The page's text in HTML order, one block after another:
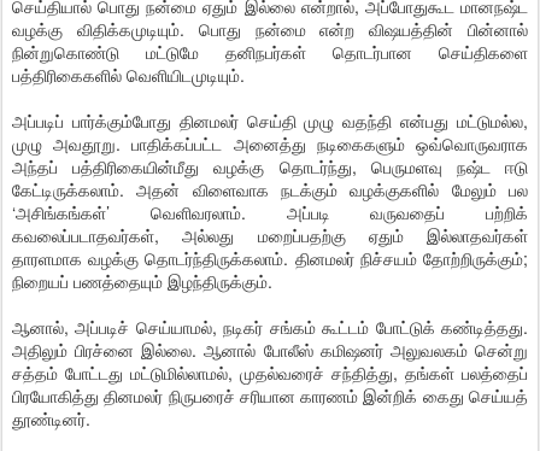
செய்தியால் பொது நன்மை ஏதும் இல்லை என்றால், அப்போதுகூட மானநஷ்ட
வழக்கு விதிக்கமுடியும். பொது நன்மை என்ற விஷயத்தின் பின்னால்
நின்றுகொண்டு மட்டுமே தனிநபர்கள் தொடர்பான செய்திகளை
பத்திரிகைகளில் வெளியிடமுடியும்.
அப்படிப் பார்க்கும்போது தினமலர் செய்தி முழு வதந்தி என்பது மட்டுமல்ல,
முழு அவதூறு. பாதிக்கப்பட்ட அனைத்து நடிகைகளும் ஒவ்வொருவராக
அந்தப் பத்திரிகையின்மீது வழக்கு தொடர்ந்து, பெருமளவு நஷ்ட ஈடு
கேட்டிருக்கலாம். அதன் விளைவாக நடக்கும் வழக்குகளில் மேலும் பல
‘அசிங்கங்கள்’ வெளிவரலாம். அப்படி வருவதைப் பற்றிக்
கவலைப்படாதவர்கள், அல்லது மறைப்பதற்கு ஏதும் இல்லாதவர்கள்
தாரளமாக வழக்கு தொடர்ந்திருக்கலாம். தினமலர் நிச்சயம் தோற்றிருக்கும்;
நிறையப் பணத்தையும் இழந்திருக்கும்.
ஆனால், அப்படிச் செய்யாமல், நடிகர் சங்கம் கூட்டம் போட்டுக் கண்டித்தது.
அதிலும் பிரச்னை இல்லை. ஆனால் போலீஸ் கமிஷனர் அலுவலகம் சென்று
சத்தம் போட்டது மட்டுமில்லாமல், முதல்வரைச் சந்தித்து, தங்கள் பலத்தைப்
பிரயோகித்து தினமலர் நிருபரைச் சரியான காரணம் இன்றிக் கைது செய்யத்
தூண்டினர்.